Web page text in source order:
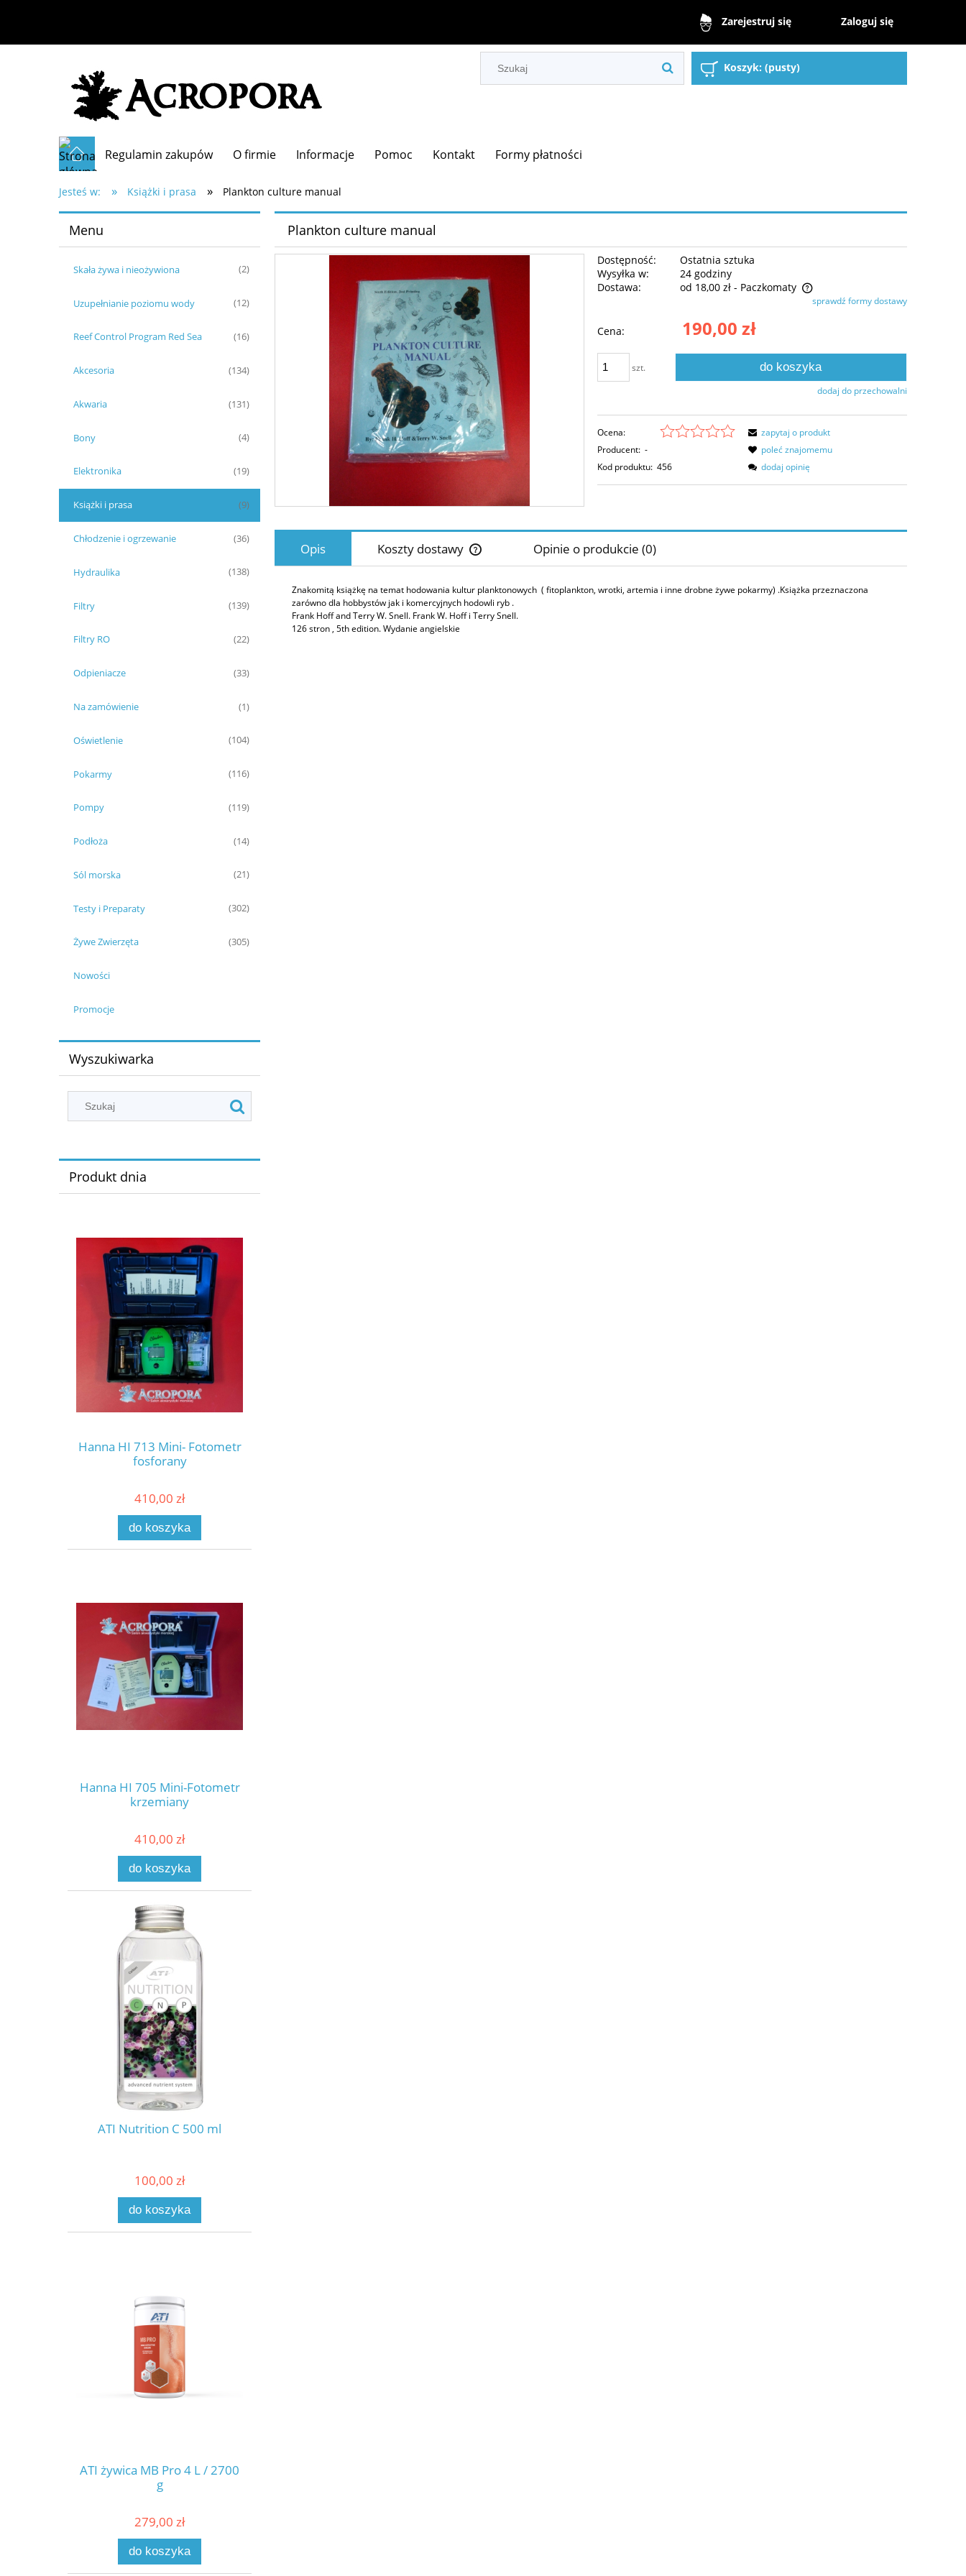
Zarejestruj się Zaloguj się
Koszyk: (pusty)
Regulamin zakupów O firmie Informacje Pomoc Kontakt Formy płatności
Jesteś w: » Książki i prasa » Plankton culture manual
Menu
Skała żywa i nieożywiona (2)
Uzupełnianie poziomu wody (12)
Reef Control Program Red Sea (16)
Akcesoria (134)
Akwaria (131)
Bony (4)
Elektronika (19)
Książki i prasa (9)
Chłodzenie i ogrzewanie (36)
Hydraulika (138)
Filtry (139)
Filtry RO (22)
Odpieniacze (33)
Na zamówienie (1)
Oświetlenie (104)
Pokarmy (116)
Pompy (119)
Podłoża (14)
Sól morska (21)
Testy i Preparaty (302)
Żywe Zwierzęta (305)
Nowości
Promocje
Wyszukiwarka
Produkt dnia
Hanna HI 713 Mini- Fotometr
fosforany
410,00 zł
do koszyka
Hanna HI 705 Mini-Fotometr
krzemiany
410,00 zł
do koszyka
ATI Nutrition C 500 ml
100,00 zł
do koszyka
ATI żywica MB Pro 4 L / 2700
g
279,00 zł
do koszyka
Plankton culture manual
Dostępność:
Ostatnia sztuka
Wysyłka w:
24 godziny
Dostawa:
od 18,00 zł - Paczkomaty
Cena nie zawiera ewentualnych kosztów
płatności
sprawdź formy dostawy
Cena: 190,00 zł
szt. do koszyka
dodaj do przechowalni
Ocena:
Producent: -
Kod produktu: 456
zapytaj o produkt
poleć znajomemu
dodaj opinię
Opis Koszty dostawy
Cena nie zawiera ewentualnych kosztów
płatności
Opinie o produkcie (0)
Znakomitą książkę na temat hodowania kultur planktonowych ( fitoplankton, wrotki, artemia i inne drobne żywe pokarmy) .Książka przeznaczona
zarówno dla hobbystów jak i komercyjnych hodowli ryb .
Frank Hoff and Terry W. Snell. Frank W. Hoff i Terry Snell.
126 stron , 5th edition.Wydanie angielskie